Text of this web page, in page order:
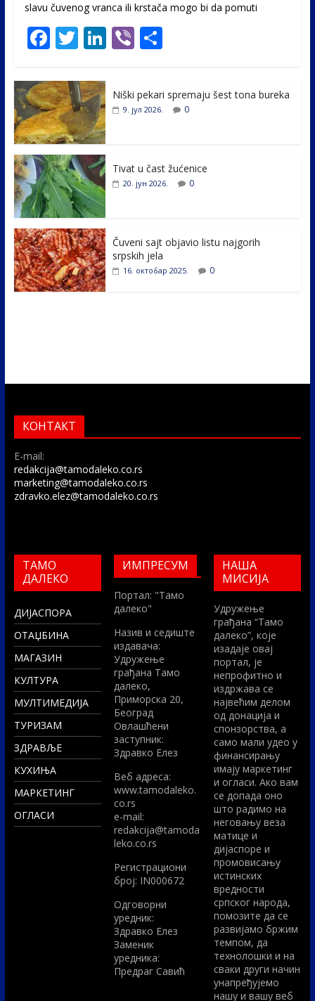
slavu čuvenog vranca ili krstača mogo bi da pomuti
F
e
b
o
o
k
T
itt
er
Li
e
Vi
er
S
e
Niški pekari spremaju šest tona bureka
9. јул 2026. 0
Tivat u čast žućenice
20. јун 2026. 0
Čuveni sajt objavio listu najgorih
srpskih jela
16. октобар 2025. 0
КОНТАКТ
E-mail:
redakcija@tamodaleko.co.rs
marketing@tamodaleko.co.rs
zdravko.elez@tamodaleko.co.rs
ТАМО
ДАЛЕКО
ДИЈАСПОРА
ОТАЏБИНА
МАГАЗИН
КУЛТУРА
МУЛТИМЕДИЈА
ТУРИЗАМ
ЗДРАВЉЕ
КУХИЊА
МАРКЕТИНГ
ОГЛАСИ
ИМПРЕСУМ
Портал: "Тамо
далеко"
Назив и седиште
издавача:
Удружење
грађана Тамо
далеко,
Приморска 20,
Београд
Овлашћени
заступник:
Здравко Елез
Вeб адреса:
www.tamodaleko.
co.rs
e-mail:
redakcija@tamoda
leko.co.rs
Регистрациони
број: IN000672
Одговорни
уредник:
Здравко Елез
Заменик
уредника:
Предраг Савић
НАША
МИСИЈА
Удружење
грађана “Тамо
далеко”, које
изадаје овај
портал, је
непрофитно и
издржава се
највећим делом
од донација и
спонзорства, а
само мали удео у
финансирању
имају маркетинг
и огласи. Ако вам
се допада оно
што радимо на
неговању веза
матице и
дијаспоре и
промовисању
истинских
вредности
српског народа,
помозите да се
развијамо бржим
темпом, да
технолошки и на
сваки други начин
унапређујемо
нашу и вашу веб